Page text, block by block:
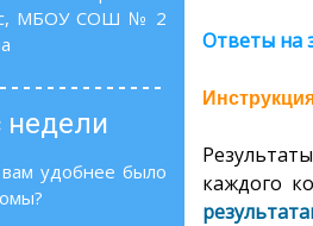
МБОУ СОШ № 2
недели
удобнее было
Ответы на
каждого